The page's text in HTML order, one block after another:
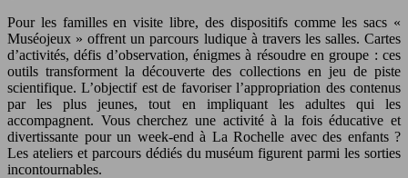
Pour les familles en visite libre, des dispositifs comme les sacs «
Muséojeux » offrent un parcours ludique à travers les salles. Cartes
d’activités, défis d’observation, énigmes à résoudre en groupe : ces
outils transforment la découverte des collections en jeu de piste
scientifique. L’objectif est de favoriser l’appropriation des contenus
par les plus jeunes, tout en impliquant les adultes qui les
accompagnent. Vous cherchez une activité à la fois éducative et
divertissante pour un week-end à La Rochelle avec des enfants ?
Les ateliers et parcours dédiés du muséum figurent parmi les sorties
incontournables.